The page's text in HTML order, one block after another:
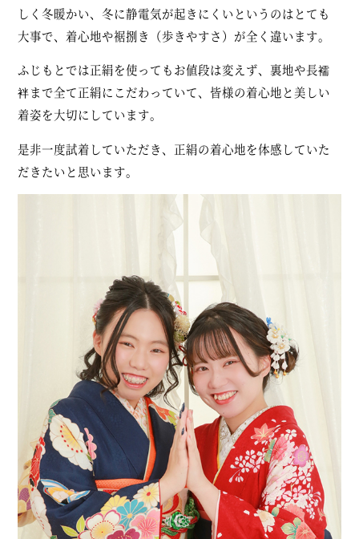
しく冬暖かい、冬に静電気が起きにくいというのはとても
大事で、着心地や裾捌き（歩きやすさ）が全く違います。
ふじもとでは正絹を使ってもお値段は変えず、裏地や長襦
袢まで全て正絹にこだわっていて、皆様の着心地と美しい
着姿を大切にしています。
是非一度試着していただき、正絹の着心地を体感していた
だきたいと思います。